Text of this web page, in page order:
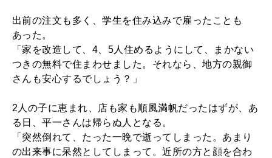
出前の注文も多く、学生を住み込みで雇ったことも
あった。
「家を改造して、4、5人住めるようにして、まかない
つきの無料で住まわせました。それなら、地方の親御
さんも安心するでしょう？」
2人の子に恵まれ、店も家も順風満帆だったはずが、あ
る日、平一さんは帰らぬ人となる。
「突然倒れて、たった一晩で逝ってしまった。あまり
の出来事に呆然としてしまって。近所の方と顔を合わ